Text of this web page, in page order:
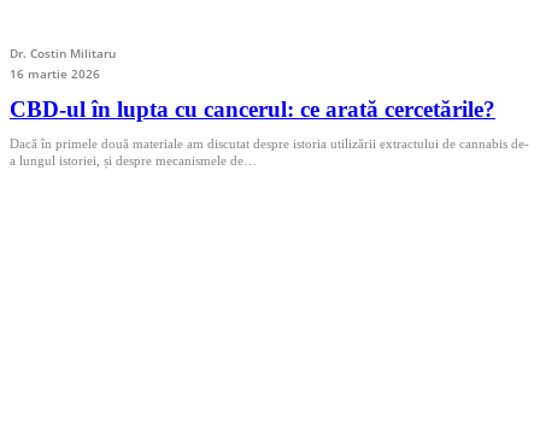
Dr. Costin Militaru
16 martie 2026
CBD-ul în lupta cu cancerul: ce arată cercetările?
Dacă în primele două materiale am discutat despre istoria utilizării extractului de cannabis de-
a lungul istoriei, și despre mecanismele de…